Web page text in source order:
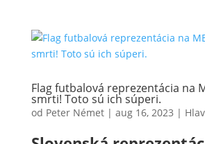
Flag futbalová reprezentácia na
smrti! Toto sú ich súperi.
od Peter Német| aug 16, 2023 |